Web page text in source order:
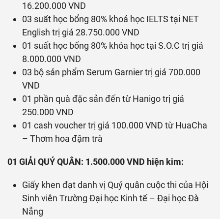
16.200.000 VND
03 suất học bổng 80% khoá học IELTS tại NET
English trị giá 28.750.000 VND
01 suất học bổng 80% khóa học tại S.O.C trị giá
8.000.000 VND
03 bộ sản phẩm Serum Garnier trị giá 700.000
VND
01 phần quà đặc sản đến từ Hanigo trị giá
250.000 VND
01 cash voucher trị giá 100.000 VND từ HuaCha
– Thơm hoa đậm trà
01 GIẢI QUÝ QUÂN: 1.500.000 VND hiện kim:
Giấy khen đạt danh vị Quý quân cuộc thi của Hội
Sinh viên Trường Đại học Kinh tế – Đại học Đà
Nẵng